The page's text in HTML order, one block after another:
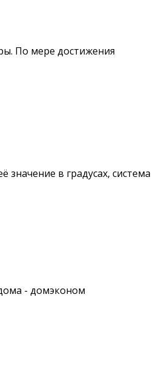
По мере достижения
в градусах, система